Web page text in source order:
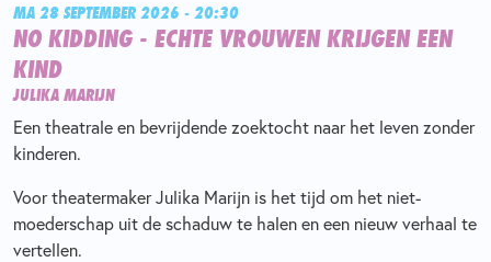
MA 28 SEPTEMBER 2026 - 20:30
NO KIDDING - ECHTE VROUWEN KRIJGEN EEN
KIND
JULIKA MARIJN
Een theatrale en bevrijdende zoektocht naar het leven zonder
kinderen.
Voor theatermaker Julika Marijn is het tijd om het niet-
moederschap uit de schaduw te halen en een nieuw verhaal te
vertellen.